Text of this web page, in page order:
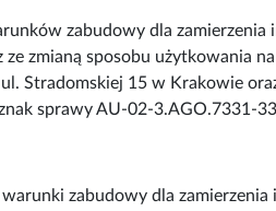
zabudowy dla zamierzenia
zmianą sposobu użytkowania
Stradomskiej 15 w Krakowie
sprawy AU-02-3.AGO.7331-
zabudowy dla zamierzenia